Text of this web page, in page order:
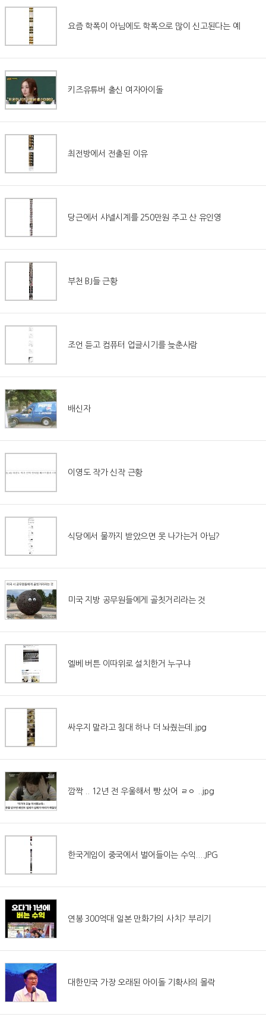
요즘 학폭이 아님에도 학폭으로 많이 신고된다는 예
키즈유튜버 출신 여자아이돌
최전방에서 전출된 이유
당근에서 샤넬시계를 250만원 주고 산 유인영
부천 BJ들 근황
조언 듣고 컴퓨터 업글시기를 늦춘사람
배신자
이영도 작가 신작 근황
식당에서 물까지 받았으면 못 나가는거 아님?
미국 지방 공무원들에게 골칫거리라는 것
엘베 버튼 이따위로 설치한거 누구냐
싸우지 말라고 침대 하나 더 놔줬는데.jpg
깜짝 .. 12년 전 우울해서 빵 샀어 ㄹㅇ ..jpg
한국게임이 중국에서 벌어들이는 수익....JPG
연봉 300억대 일본 만화가의 사치? 부리기
대한민국 가장 오래된 아이돌 기확사의 몰락